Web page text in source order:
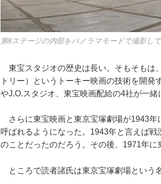
第8ステージの内部をパノラマモードで撮影し
東宝スタジオの歴史は長い。そもそもは
トリー）というトーキー映画の技術を開
やJ.O.スタジオ、東宝映画配給の4社が一緒
さらに東宝映画と東京宝塚劇場が1943年
呼ばれるようになった。1943年と言えば
のことだったのだろう。その後、1971年に
ところで読者諸氏は東京宝塚劇場という